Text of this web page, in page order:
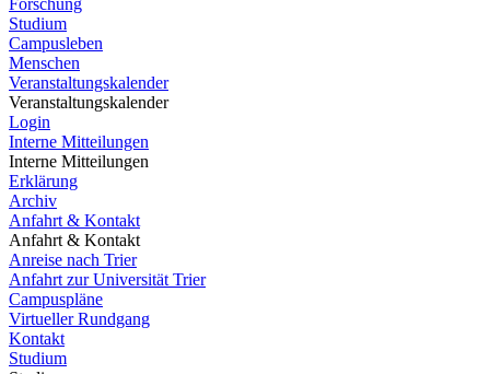
Forschung
Studium
Campusleben
Menschen
Veranstaltungskalender
Veranstaltungskalender
Login
Interne Mitteilungen
Interne Mitteilungen
Erklärung
Archiv
Anfahrt & Kontakt
Anfahrt & Kontakt
Anreise nach Trier
Anfahrt zur Universität Trier
Campuspläne
Virtueller Rundgang
Kontakt
Studium